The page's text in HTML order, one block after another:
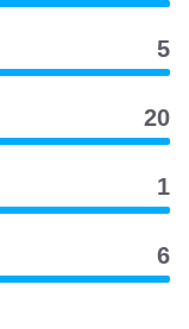
5
20
1
6